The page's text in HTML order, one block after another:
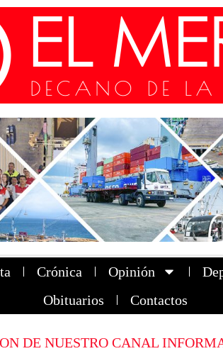
Crónica Opinión
Obituarios
Contactos
DE NUESTRO CANAL